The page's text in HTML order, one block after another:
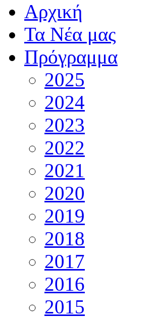
Αρχική
Τα Νέα μας
Πρόγραμμα
2025
2024
2023
2022
2021
2020
2019
2018
2017
2016
2015